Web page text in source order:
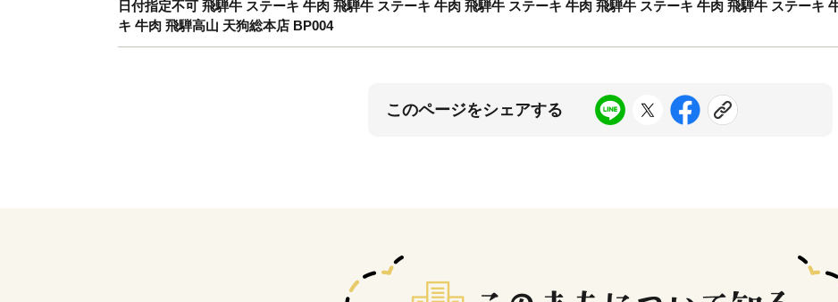
日付指定不可 飛騨牛 ステーキ 牛肉 飛騨牛 ステーキ 牛肉 飛騨牛 ステーキ 牛肉 飛騨牛 ステーキ 牛肉 飛騨牛 ステーキ
キ 牛肉 飛騨高山 天狗総本店 BP004
このページをシェアする